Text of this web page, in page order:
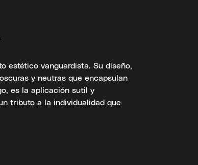
estético vanguardista. Su diseño,
y neutras que encapsulan
es la aplicación sutil y
tributo a la individualidad que